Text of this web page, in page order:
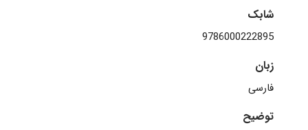
شابک
‫‭9786000222895‬‬
زبان
فارسی
توضیح